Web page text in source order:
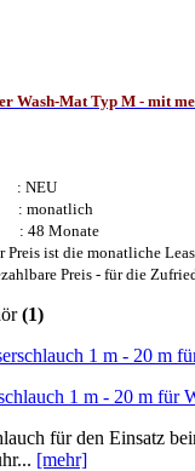
Wash-Mat Typ M - mit
NEU
monatlich
: 48 Monate
Preis ist die monatliche
Preis - für die
(1)
1 m - 20 m für
für den Einsatz
[mehr]